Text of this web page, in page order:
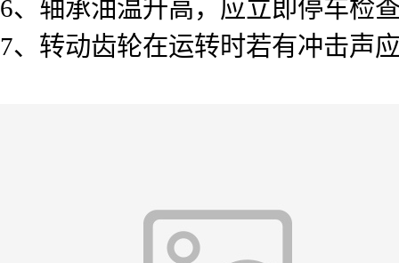
6、轴承油温升高，应立即停车检
7、转动齿轮在运转时若有冲击声